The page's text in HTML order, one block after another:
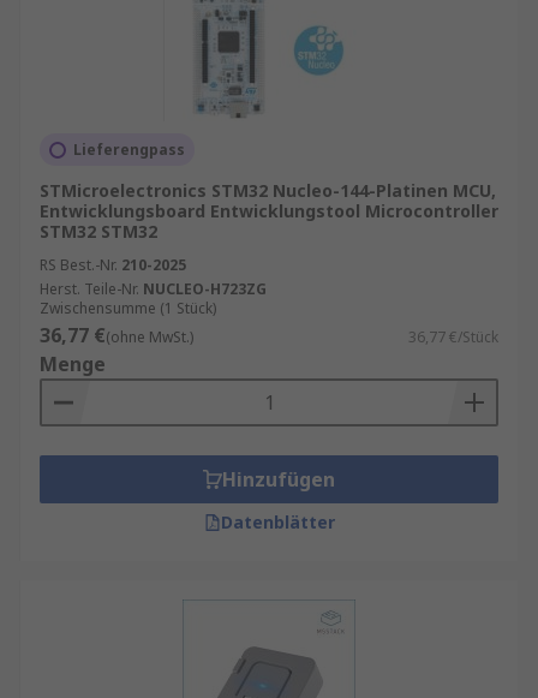
Lieferengpass
STMicroelectronics STM32 Nucleo-144-Platinen MCU,
Entwicklungsboard Entwicklungstool Microcontroller
STM32 STM32
RS Best.-Nr. 210-2025
Herst. Teile-Nr. NUCLEO-H723ZG
Zwischensumme (1 Stück)
36,77 €(ohne MwSt.) 36,77 €/Stück
Menge
Hinzufügen
Datenblätter